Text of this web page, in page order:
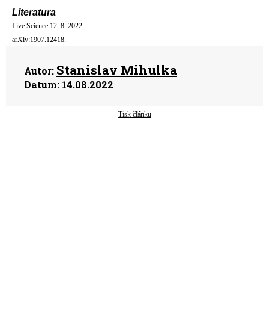
Literatura
Live Science 12. 8. 2022.
arXiv:1907.12418.
Autor: Stanislav Mihulka
Datum: 14.08.2022
Tisk článku